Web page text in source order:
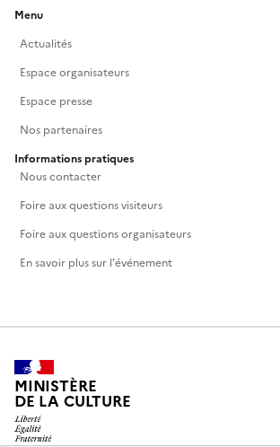
Menu
Actualités
Espace organisateurs
Espace presse
Nos partenaires
Informations pratiques
Nous contacter
Foire aux questions visiteurs
Foire aux questions organisateurs
En savoir plus sur l'événement
MINISTÈRE
DE LA CULTURE